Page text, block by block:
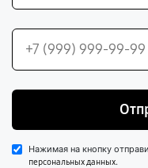
Нажимая на кнопку
персональных данных.